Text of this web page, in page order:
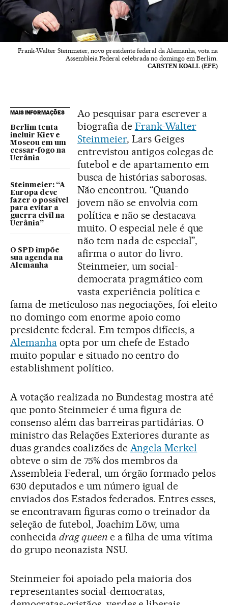
Frank-Walter Steinmeier, novo presidente federal da Alemanha, vota na
Assembleia Federal celebrada no domingo em Berlim.
CARSTEN KOALL (EFE)
MAIS INFORMAÇÕES
Berlim tenta
incluir Kiev e
Moscou em um
cessar-fogo na
Ucrânia
Steinmeier: “A
Europa deve
fazer o possível
para evitar a
guerra civil na
Ucrânia”
O SPD impõe
sua agenda na
Alemanha
Ao pesquisar para escrever a
biografia de Frank-Walter
Steinmeier, Lars Geiges
entrevistou antigos colegas de
futebol e de apartamento em
busca de histórias saborosas.
Não encontrou. “Quando
jovem não se envolvia com
política e não se destacava
muito. O especial nele é que
não tem nada de especial”,
afirma o autor do livro.
Steinmeier, um social-
democrata pragmático com
vasta experiência política e
fama de meticuloso nas negociações, foi eleito
no domingo com enorme apoio como
presidente federal. Em tempos difíceis, a
Alemanhaopta por um chefe de Estado
muito popular e situado no centro do
establishment político.
A votação realizada no Bundestag mostra até
que ponto Steinmeier é uma figura de
consenso além das barreiras partidárias. O
ministro das Relações Exteriores durante as
duas grandes coalizões de Angela Merkel
obteve o sim de 75% dos membros da
Assembleia Federal, um órgão formado pelos
630 deputados e um número igual de
enviados dos Estados federados. Entres esses,
se encontravam figuras como o treinador da
seleção de futebol, Joachim Löw, uma
conhecida drag queene a filha de uma vítima
do grupo neonazista NSU.
Steinmeier foi apoiado pela maioria dos
representantes social-democratas,